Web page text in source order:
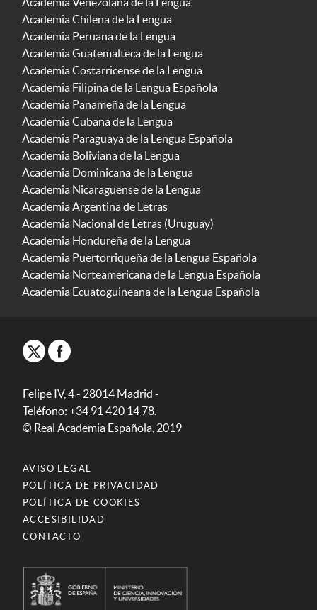
Academia Chilena de la Lengua
Academia Peruana de la Lengua
Academia Guatemalteca de la Lengua
Academia Costarricense de la Lengua
Academia Filipina de la Lengua Española
Academia Panameña de la Lengua
Academia Cubana de la Lengua
Academia Paraguaya de la Lengua Española
Academia Boliviana de la Lengua
Academia Dominicana de la Lengua
Academia Nicaragüense de la Lengua
Academia Argentina de Letras
Academia Nacional de Letras (Uruguay)
Academia Hondureña de la Lengua
Academia Puertorriqueña de la Lengua Española
Academia Norteamericana de la Lengua Española
Academia Ecuatoguineana de la Lengua Española
Felipe IV, 4 - 28014 Madrid -
Teléfono: +34 91 420 14 78.
© Real Academia Española, 2019
AVISO LEGAL
POLÍTICA DE PRIVACIDAD
POLÍTICA DE COOKIES
ACCESIBILIDAD
CONTACTO